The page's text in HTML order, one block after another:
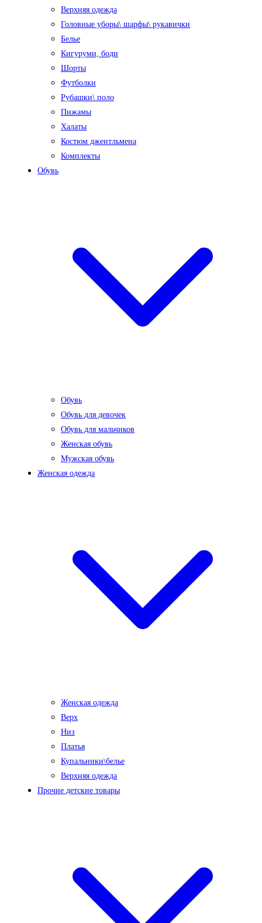
Верхняя одежда
Головные уборы\ шарфы\ рукавички
Белье
Кигуруми, боди
Шорты
Футболки
Рубашки\ поло
Пижамы
Халаты
Костюм джентльмена
Комплекты
Обувь
Обувь
Обувь для девочек
Обувь для мальчиков
Женская обувь
Мужская обувь
Женская одежда
Женская одежда
Верх
Низ
Платья
Купальники\белье
Верхняя одежда
Прочие детские товары